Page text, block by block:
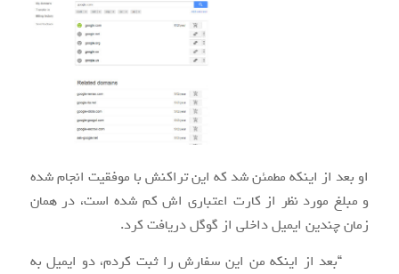
او بعد از اینکه مطمئن شد که این تراکنش با موفقیت انجام شده
و مبلغ مورد نظر از کارت اعتباری اش کم شده است، در همان
زمان چندین ایمیل داخلی از گوگل دریافت کرد.
“بعد از اینکه من این سفارش را ثبت کردم، دو ایمیل به